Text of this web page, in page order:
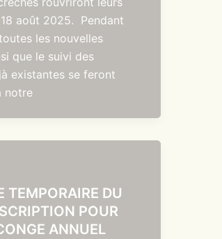
août 2025. Pendant
les nouvelles
que le suivi des
existantes se feront
notre
TEMPORAIRE DU
POUR
ANNUEL